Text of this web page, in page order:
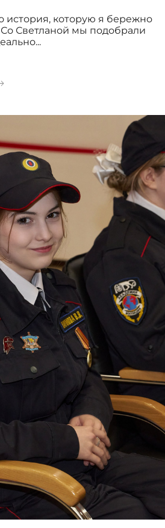
история, которую я бережно
Светланой мы подобрали